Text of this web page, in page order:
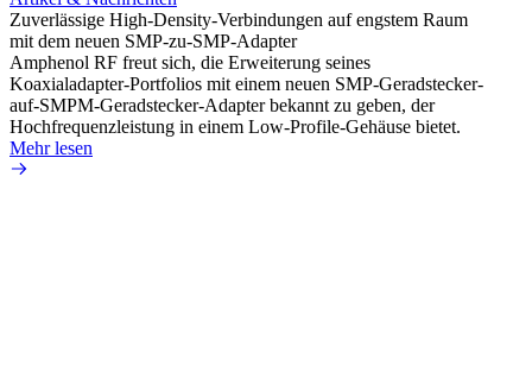
Zuverlässige High-Density-Verbindungen auf engstem Raum
mit dem neuen SMP-zu-SMP-Adapter
Amphenol RF freut sich, die Erweiterung seines
Koaxialadapter-Portfolios mit einem neuen SMP-Geradstecker-
auf-SMPM-Geradstecker-Adapter bekannt zu geben, der
Hochfrequenzleistung in einem Low-Profile-Gehäuse bietet.
Mehr lesen